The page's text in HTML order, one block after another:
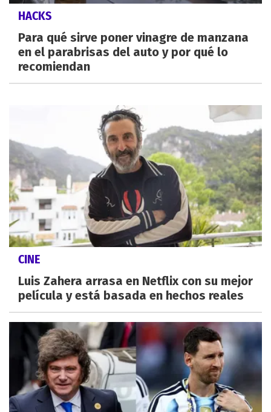
HACKS
Para qué sirve poner vinagre de manzana
en el parabrisas del auto y por qué lo
recomiendan
CINE
Luis Zahera arrasa en Netflix con su mejor
película y está basada en hechos reales